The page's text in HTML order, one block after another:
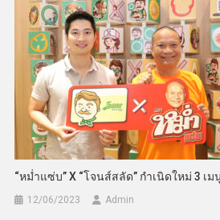
“หม่ำแซ่บ” X “โจนส์สลัด” กำเนิดใหม่ 3 เ
12/06/2023 Admin